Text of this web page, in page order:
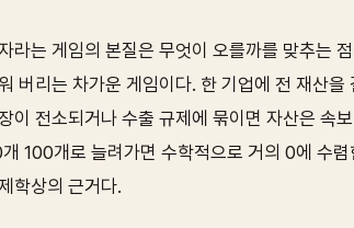
라는 게임의 본질은 무엇이 오를까를 맞추는
버리는 차가운 게임이다. 한 기업에 전 재산
이 전소되거나 수출 규제에 묶이면 자산은 속
100개로 늘려가면 수학적으로 거의 0에 수
학상의 근거다.